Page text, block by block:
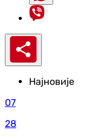
Најновије
07
28